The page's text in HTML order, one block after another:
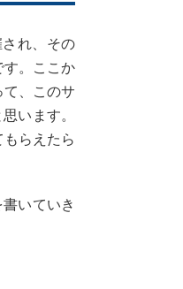
れ、その
す。ここか
、このサ
います。
らえたら
いていき